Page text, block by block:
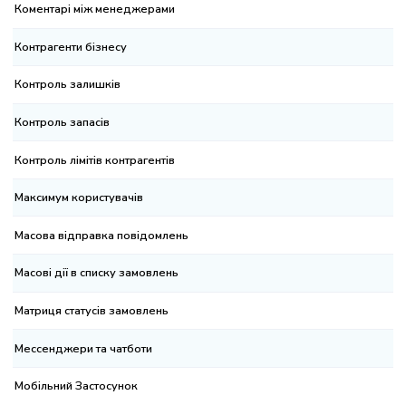
між менеджерами
бізнесу
залишків
запасів
лімітів контрагентів
користувачів
відправка повідомлень
дії в списку замовлень
статусів замовлень
та чатботи
Застосунок